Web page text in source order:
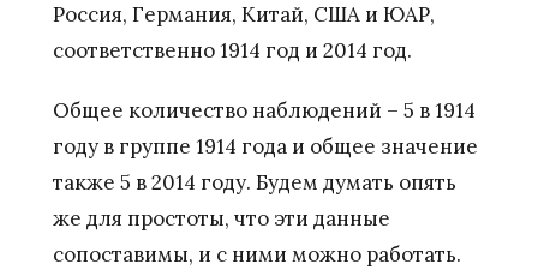
Россия, Германия, Китай, США и ЮАР,
соответственно 1914 год и 2014 год.
Общее количество наблюдений – 5 в 1914
году в группе 1914 года и общее значение
также 5 в 2014 году. Будем думать опять
же для простоты, что эти данные
сопоставимы, и с ними можно работать.